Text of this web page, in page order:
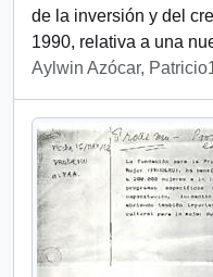
de la inversión y del
1990, relativa a una
Aylwin Azócar,